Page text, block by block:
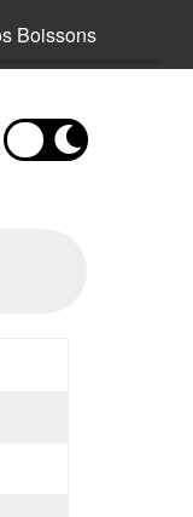
Boissons